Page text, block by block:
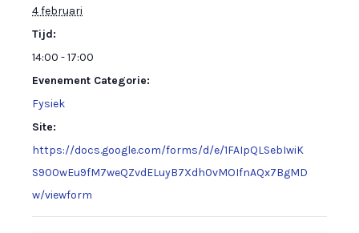
4 februari
Tijd:
14:00 - 17:00
Evenement Categorie:
Fysiek
Site:
https://docs.google.com/forms/d/e/1FAIpQLSebIwiK
S900wEu9fM7weQZvdELuyB7Xdh0vMOIfnAQx7BgMD
w/viewform